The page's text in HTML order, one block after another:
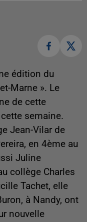
édition du
Marne ». Le
de cette
semaine.
Jean-Vilar de
en 4ème au
Juline
collège Charles
Tachet, elle
à Nandy, ont
nouvelle